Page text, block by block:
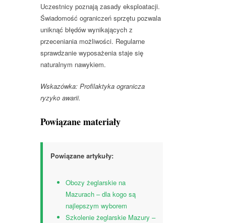
Uczestnicy poznają zasady eksploatacji.
Świadomość ograniczeń sprzętu pozwala
uniknąć błędów wynikających z
przeceniania możliwości. Regularne
sprawdzanie wyposażenia staje się
naturalnym nawykiem.
Wskazówka: Profilaktyka ogranicza
ryzyko awarii.
Powiązane materiały
Powiązane artykuły:
Obozy żeglarskie na
Mazurach – dla kogo są
najlepszym wyborem
Szkolenie żeglarskie Mazury –